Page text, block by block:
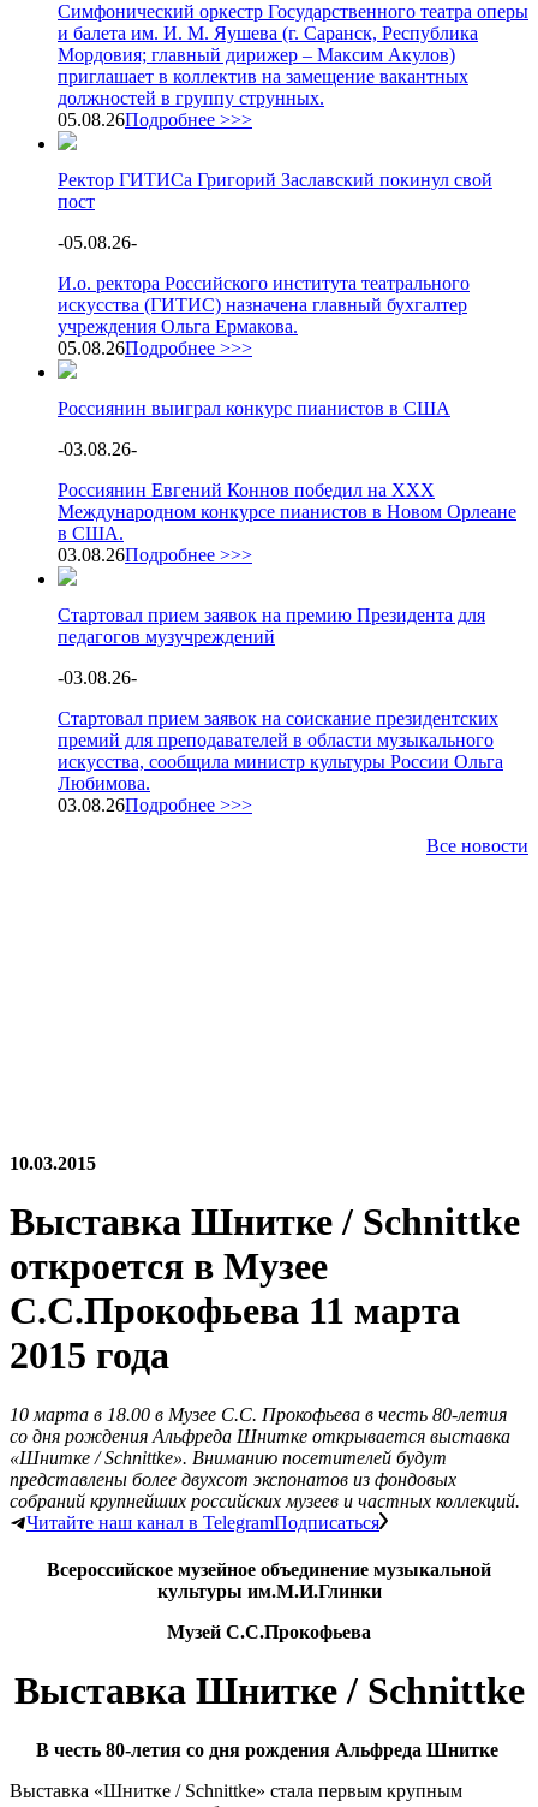
Симфонический оркестр Государственного театра оперы
и балета им. И. М. Яушева (г. Саранск, Республика
Мордовия; главный дирижер – Максим Акулов)
приглашает в коллектив на замещение вакантных
должностей в группу струнных.
05.08.26Подробнее >>>
Ректор ГИТИСа Григорий Заславский покинул свой
пост
-05.08.26-
И.о. ректора Российского института театрального
искусства (ГИТИС) назначена главный бухгалтер
учреждения Ольга Ермакова.
05.08.26Подробнее >>>
Россиянин выиграл конкурс пианистов в США
-03.08.26-
Россиянин Евгений Коннов победил на XXX
Международном конкурсе пианистов в Новом Орлеане
в США.
03.08.26Подробнее >>>
Стартовал прием заявок на премию Президента для
педагогов музучреждений
-03.08.26-
Стартовал прием заявок на соискание президентских
премий для преподавателей в области музыкального
искусства, сообщила министр культуры России Ольга
Любимова.
03.08.26Подробнее >>>
Все новости
10.03.2015
Выставка Шнитке / Schnittke
откроется в Музее
С.С.Прокофьева 11 марта
2015 года
10 марта в 18.00 в Музее С.С. Прокофьева в честь 80-летия
со дня рождения Альфреда Шнитке открывается выставка
«Шнитке / Schnittke». Вниманию посетителей будут
представлены более двухсот экспонатов из фондовых
собраний крупнейших российских музеев и частных коллекций.
Читайте наш канал в TelegramПодписаться
Всероссийское музейное объединение музыкальной
культуры им.М.И.Глинки
Музей С.С.Прокофьева
Выставка Шнитке / Schnittke
В честь 80-летия со дня рождения Альфреда Шнитке
Выставка «Шнитке / Schnittke» стала первым крупным